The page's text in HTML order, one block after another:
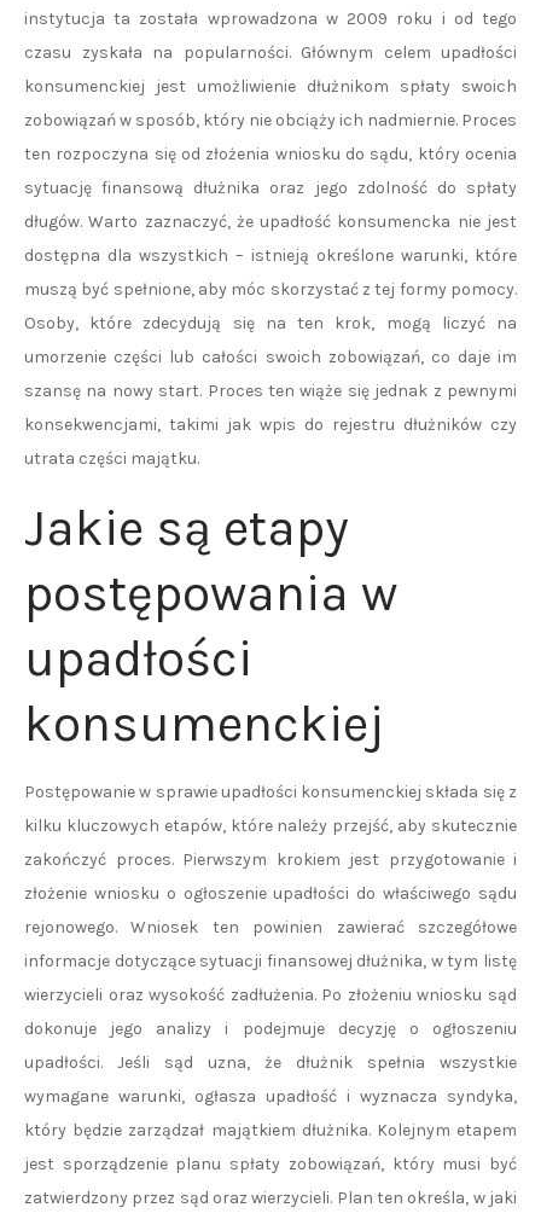
instytucja ta została wprowadzona w 2009 roku i od tego
czasu zyskała na popularności. Głównym celem upadłości
konsumenckiej jest umożliwienie dłużnikom spłaty swoich
zobowiązań w sposób, który nie obciąży ich nadmiernie. Proces
ten rozpoczyna się od złożenia wniosku do sądu, który ocenia
sytuację finansową dłużnika oraz jego zdolność do spłaty
długów. Warto zaznaczyć, że upadłość konsumencka nie jest
dostępna dla wszystkich – istnieją określone warunki, które
muszą być spełnione, aby móc skorzystać z tej formy pomocy.
Osoby, które zdecydują się na ten krok, mogą liczyć na
umorzenie części lub całości swoich zobowiązań, co daje im
szansę na nowy start. Proces ten wiąże się jednak z pewnymi
konsekwencjami, takimi jak wpis do rejestru dłużników czy
utrata części majątku.
Jakie są etapy
postępowania w
upadłości
konsumenckiej
Postępowanie w sprawie upadłości konsumenckiej składa się z
kilku kluczowych etapów, które należy przejść, aby skutecznie
zakończyć proces. Pierwszym krokiem jest przygotowanie i
złożenie wniosku o ogłoszenie upadłości do właściwego sądu
rejonowego. Wniosek ten powinien zawierać szczegółowe
informacje dotyczące sytuacji finansowej dłużnika, w tym listę
wierzycieli oraz wysokość zadłużenia. Po złożeniu wniosku sąd
dokonuje jego analizy i podejmuje decyzję o ogłoszeniu
upadłości. Jeśli sąd uzna, że dłużnik spełnia wszystkie
wymagane warunki, ogłasza upadłość i wyznacza syndyka,
który będzie zarządzał majątkiem dłużnika. Kolejnym etapem
jest sporządzenie planu spłaty zobowiązań, który musi być
zatwierdzony przez sąd oraz wierzycieli. Plan ten określa, w jaki